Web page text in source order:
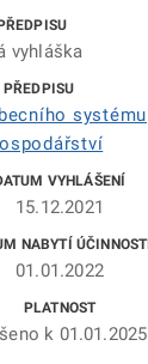
vyhláška
systému
15.12.2021
01.01.2022
k 01.01.2025